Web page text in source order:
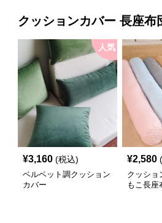
クッションカバー 長座布
人気
¥3,160 (税込)
ベルベット調クッション
カバー
¥2,580
クッショ
もこ長座